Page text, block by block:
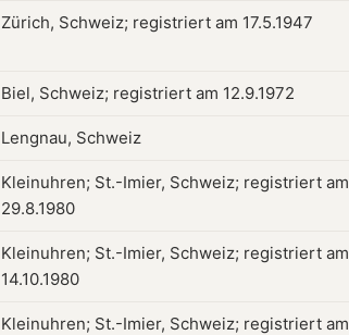
Zürich, Schweiz; registriert am 17.5.1947
Biel, Schweiz; registriert am 12.9.1972
Lengnau, Schweiz
Kleinuhren; St.-Imier, Schweiz; registriert am
29.8.1980
Kleinuhren; St.-Imier, Schweiz; registriert am
14.10.1980
Kleinuhren; St.-Imier, Schweiz; registriert am